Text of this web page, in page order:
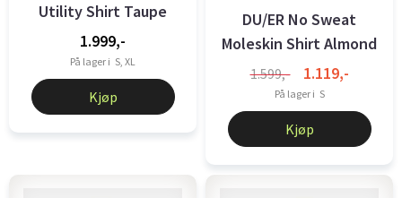
Utility Shirt Taupe
1.999,-
På lager i S, XL
Kjøp
DU/ER No Sweat
Moleskin Shirt Almond
1.599,- 1.119,-
På lager i S
Kjøp